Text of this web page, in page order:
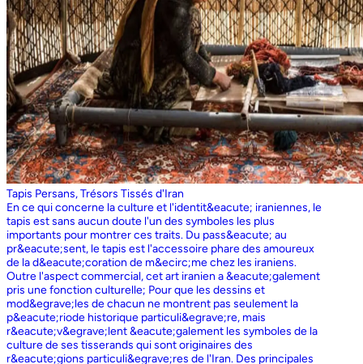
Tapis Persans, Trésors Tissés d'Iran
En ce qui concerne la culture et l'identit&eacute; iraniennes, le
tapis est sans aucun doute l'un des symboles les plus
importants pour montrer ces traits. Du pass&eacute; au
pr&eacute;sent, le tapis est l'accessoire phare des amoureux
de la d&eacute;coration de m&ecirc;me chez les iraniens.
Outre l'aspect commercial, cet art iranien a &eacute;galement
pris une fonction culturelle; Pour que les dessins et
mod&egrave;les de chacun ne montrent pas seulement la
p&eacute;riode historique particuli&egrave;re, mais
r&eacute;v&egrave;lent &eacute;galement les symboles de la
culture de ses tisserands qui sont originaires des
r&eacute;gions particuli&egrave;res de l'Iran. Des principales